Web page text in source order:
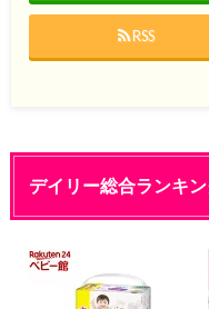
RSS
デイリー総合ランキ